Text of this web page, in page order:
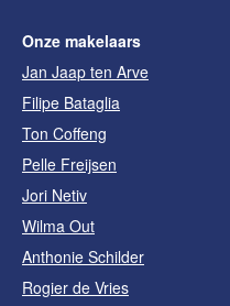
Onze makelaars
Jan Jaap ten Arve
Filipe Bataglia
Ton Coffeng
Pelle Freijsen
Jori Netiv
Wilma Out
Anthonie Schilder
Rogier de Vries